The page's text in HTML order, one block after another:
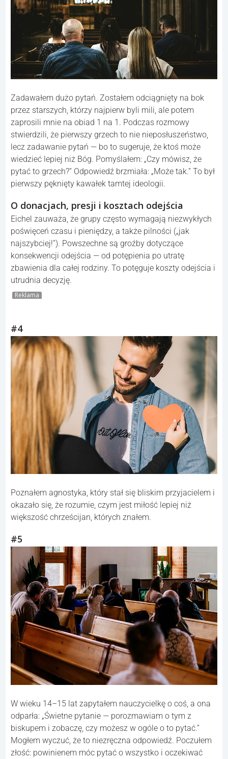
Zadawałem dużo pytań. Zostałem odciągnięty na bok
przez starszych, którzy najpierw byli mili, ale potem
zaprosili mnie na obiad 1 na 1. Podczas rozmowy
stwierdzili, że pierwszy grzech to nie nieposłuszeństwo,
lecz zadawanie pytań — bo to sugeruje, że ktoś może
wiedzieć lepiej niż Bóg. Pomyślałem: „Czy mówisz, że
pytać to grzech?” Odpowiedź brzmiała: „Może tak.” To był
pierwszy pęknięty kawałek tamtej ideologii.
O donacjach, presji i kosztach odejścia
Eichel zauważa, że grupy często wymagają niezwykłych
poświęceń czasu i pieniędzy, a także pilności („jak
najszybciej!”). Powszechne są groźby dotyczące
konsekwencji odejścia — od potępienia po utratę
zbawienia dla całej rodziny. To potęguje koszty odejścia i
utrudnia decyzję.
Reklama
#4
Poznałem agnostyka, który stał się bliskim przyjacielem i
okazało się, że rozumie, czym jest miłość lepiej niż
większość chrześcijan, których znałem.
#5
W wieku 14–15 lat zapytałem nauczycielkę o coś, a ona
odparła: „Świetne pytanie — porozmawiam o tym z
biskupem i zobaczę, czy możesz w ogóle o to pytać.”
Mogłem wyczuć, że to niezręczna odpowiedź. Poczułem
złość: powinienem móc pytać o wszystko i oczekiwać